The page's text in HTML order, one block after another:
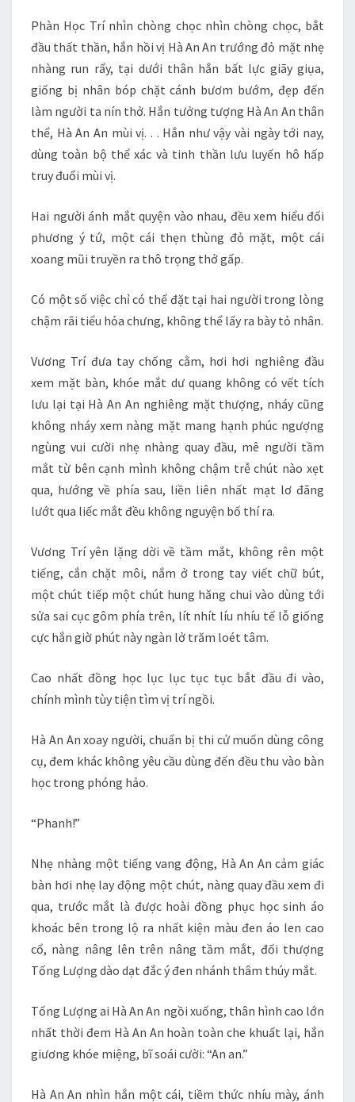
Phàn Học Trí nhìn chòng chọc nhìn chòng chọc, bắt
đầu thất thần, hắn hồi vị Hà An An trướng đỏ mặt nhẹ
nhàng run rẩy, tại dưới thân hắn bất lực giãy giụa,
giống bị nhân bóp chặt cánh bươm bướm, đẹp đến
làm người ta nín thở. Hắn tưởng tượng Hà An An thân
thể, Hà An An mùi vị. . . Hắn như vậy vài ngày tới nay,
dùng toàn bộ thể xác và tinh thần lưu luyến hô hấp
truy đuổi mùi vị.
Hai người ánh mắt quyện vào nhau, đều xem hiểu đối
phương ý tứ, một cái thẹn thùng đỏ mặt, một cái
xoang mũi truyền ra thô trọng thở gấp.
Có một số việc chỉ có thể đặt tại hai người trong lòng
chậm rãi tiểu hỏa chưng, không thể lấy ra bày tỏ nhân.
Vương Trí đưa tay chống cằm, hơi hơi nghiêng đầu
xem mặt bàn, khóe mắt dư quang không có vết tích
lưu lại tại Hà An An nghiêng mặt thượng, nháy cũng
không nháy xem nàng mặt mang hạnh phúc ngượng
ngùng vui cười nhẹ nhàng quay đầu, mê người tầm
mắt từ bên cạnh mình không chậm trễ chút nào xẹt
qua, hướng về phía sau, liền liên nhất mạt lơ đãng
lướt qua liếc mắt đều không nguyện bố thí ra.
Vương Trí yên lặng dời về tầm mắt, không rên một
tiếng, cắn chặt môi, nắm ở trong tay viết chữ bút,
một chút tiếp một chút hung hăng chui vào dùng tới
sửa sai cục gôm phía trên, lít nhít líu nhíu tế lỗ giống
cực hắn giờ phút này ngàn lở trăm loét tâm.
Cao nhất đồng học lục lục tục tục bắt đầu đi vào,
chính mình tùy tiện tìm vị trí ngồi.
Hà An An xoay người, chuẩn bị thi cử muốn dùng công
cụ, đem khác không yêu cầu dùng đến đều thu vào bàn
học trong phóng hảo.
“Phanh!”
Nhẹ nhàng một tiếng vang động, Hà An An cảm giác
bàn hơi nhẹ lay động một chút, nàng quay đầu xem đi
qua, trước mắt là được hoài đồng phục học sinh áo
khoác bên trong lộ ra nhất kiện màu đen áo len cao
cổ, nàng nâng lên trên nâng tầm mắt, đối thượng
Tống Lượng dào dạt đắc ý đen nhánh thâm thúy mắt.
Tống Lượng ai Hà An An ngồi xuống, thân hình cao lớn
nhất thời đem Hà An An hoàn toàn che khuất lại, hắn
giương khóe miệng, bĩ soái cười: “An an.”
Hà An An nhìn hắn một cái, tiềm thức nhíu mày, ánh